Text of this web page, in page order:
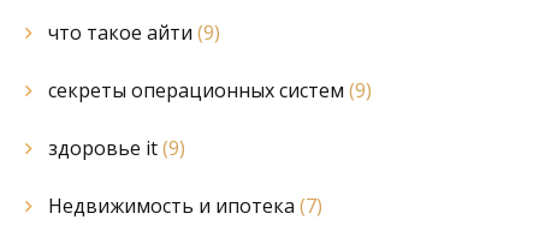
что такое айти (9)
секреты операционных систем (9)
здоровье it(9)
Недвижимость и ипотека (7)